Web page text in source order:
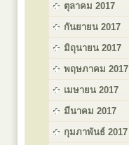
ตุลาคม 2017
กันยายน 2017
มิถุนายน 2017
พฤษภาคม 2017
เมษายน 2017
มีนาคม 2017
กุมภาพันธ์ 2017